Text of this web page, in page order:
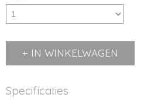
IN WINKELWAGEN
Specificaties